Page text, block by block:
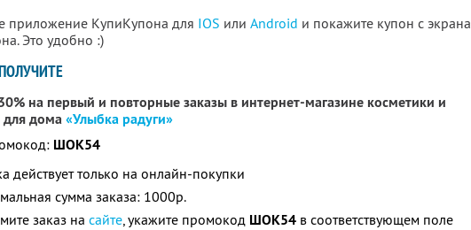
приложение КупиКупона для IOS или Android и покажите купон с экрана
Это удобно :)
на первый и повторные заказы в интернет-магазине косметики и
для дома«Улыбка радуги»
ШОК54
действует только на онлайн-покупки
сумма заказа: 1000р.
заказ на сайте, укажите промокод ШОК54 в соответствующем поле